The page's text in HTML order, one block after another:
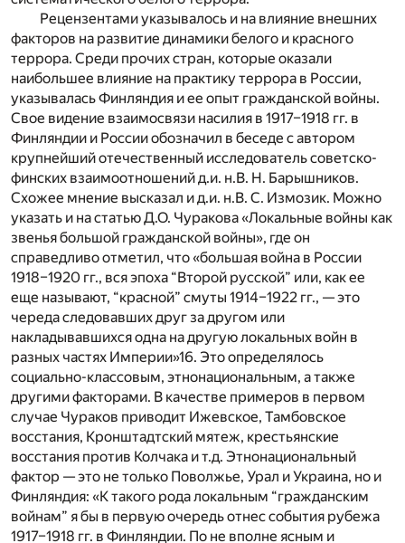
Рецензентами указывалось и на влияние внешних
факторов на развитие динамики белого и красного
террора. Среди прочих стран, которые оказали
наибольшее влияние на практику террора в России,
указывалась Финляндия и ее опыт гражданской войны.
Свое видение взаимосвязи насилия в 1917–1918 гг. в
Финляндии и России обозначил в беседе с автором
крупнейший отечественный исследователь советско-
финских взаимоотношений д.и. н.В. Н. Барышников.
Схожее мнение высказал и д.и. н.В. С. Измозик. Можно
указать и на статью Д.О. Чуракова «Локальные войны как
звенья большой гражданской войны», где он
справедливо отметил, что «большая война в России
1918–1920 гг., вся эпоха “Второй русской” или, как ее
еще называют, “красной” смуты 1914–1922 гг., — это
череда следовавших друг за другом или
накладывавшихся одна на другую локальных войн в
разных частях Империи»16. Это определялось
социально-классовым, этнонациональным, а также
другими факторами. В качестве примеров в первом
случае Чураков приводит Ижевское, Тамбовское
восстания, Кронштадтский мятеж, крестьянские
восстания против Колчака и т.д. Этнонациональный
фактор — это не только Поволжье, Урал и Украина, но и
Финляндия: «К такого рода локальным “гражданским
войнам” я бы в первую очередь отнес события рубежа
1917–1918 гг. в Финляндии. По не вполне ясным и